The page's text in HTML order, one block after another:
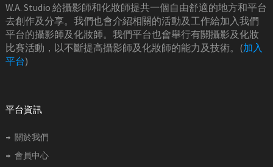
W.A. Studio 給攝影師和化妝師提共一個自由舒適的地方和平台
去創作及分享。我們也會介紹相關的活動及工作給加入我們
平台的攝影師及化妝師。我們平台也會舉行有關攝影及化妝
比賽活動，以不斷提高攝影師及化妝師的能力及技術。(加入
平台)
平台資訊
關於我們
會員中心